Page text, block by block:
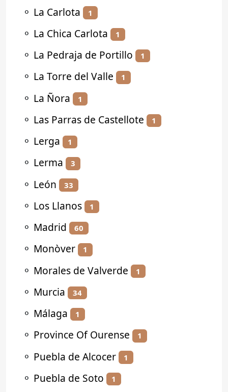
⚬ La Carlota 1
⚬ La Chica Carlota 1
⚬ La Pedraja de Portillo 1
⚬ La Torre del Valle 1
⚬ La Ñora 1
⚬ Las Parras de Castellote 1
⚬ Lerga 1
⚬ Lerma 3
⚬ León 33
⚬ Los Llanos 1
⚬ Madrid 60
⚬ Monòver 1
⚬ Morales de Valverde 1
⚬ Murcia 34
⚬ Málaga 1
⚬ Province Of Ourense 1
⚬ Puebla de Alcocer 1
⚬ Puebla de Soto 1